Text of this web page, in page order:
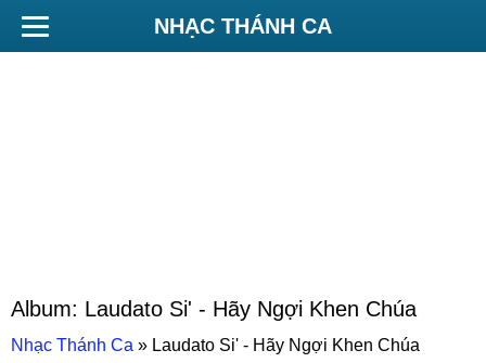
NHẠC THÁNH CA
Album: Laudato Si' - Hãy Ngợi Khen Chúa
Nhạc Thánh Ca » Laudato Si' - Hãy Ngợi Khen Chúa